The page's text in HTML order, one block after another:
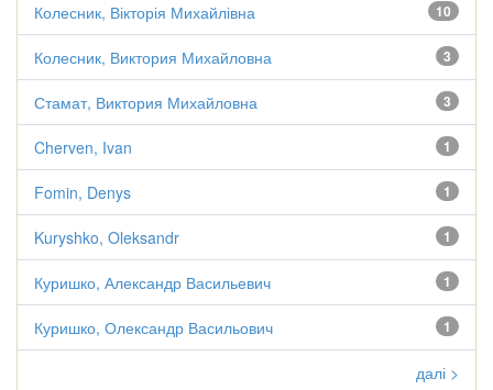
10
Колесник, Вікторія Михайлівна
3
Колесник, Виктория Михайловна
3
Стамат, Виктория Михайловна
1
Cherven, Ivan
1
Fomin, Denys
1
Kuryshko, Oleksandr
1
Куришко, Александр Васильевич
1
Куришко, Олександр Васильович
далі >